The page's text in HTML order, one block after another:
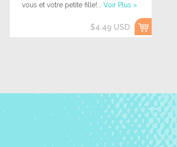
vous et votre petite fille!... Voir Plus »
$4.49 USD